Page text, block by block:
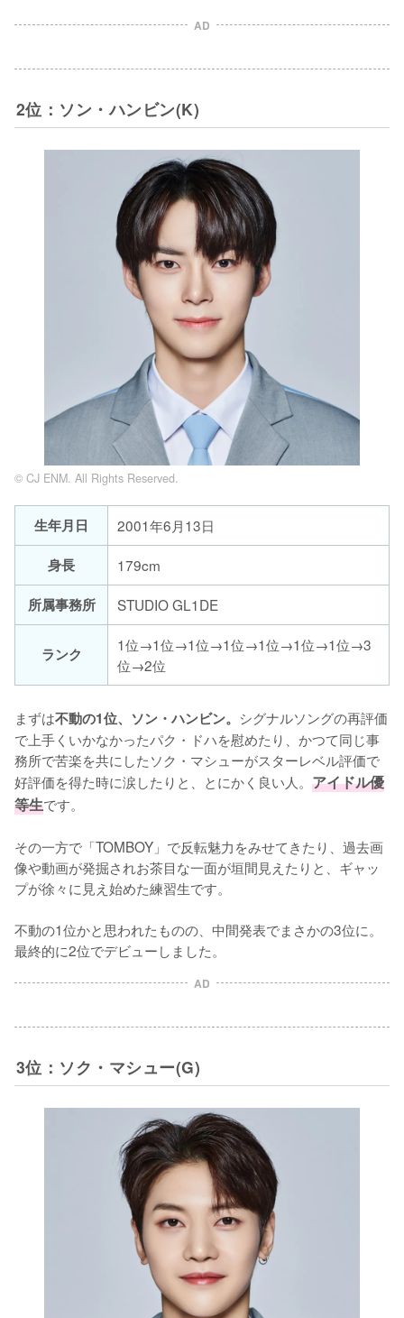
AD
2位：ソン・ハンビン(K)
© CJ ENM. All Rights Reserved.
生年月日
2001年6月13日
身長
179cm
所属事務所
STUDIO GL1DE
ランク
1位→1位→1位→1位→1位→1位→1位→3
位→2位
まずは不動の1位、ソン・ハンビン。 シグナルソングの再評価
で上手くいかなかったパク・ドハを慰めたり、かつて同じ事
務所で苦楽を共にしたソク・マシューがスターレベル評価で
好評価を得た時に涙したりと、とにかく良い人。 アイドル優
等生です。
その一方で「TOMBOY」で反転魅力をみせてきたり、過去画
像や動画が発掘されお茶目な一面が垣間見えたりと、ギャッ
プが徐々に見え始めた練習生です。
不動の1位かと思われたものの、中間発表でまさかの3位に。
最終的に2位でデビューしました。
AD
3位：ソク・マシュー(G)